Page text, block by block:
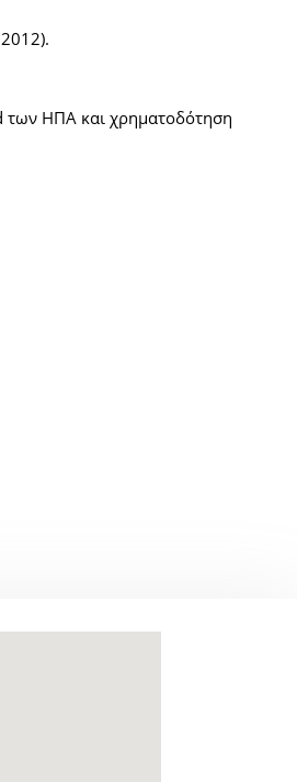
των ΗΠΑ και χρηματοδότηση